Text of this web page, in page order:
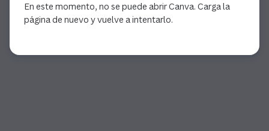
En este momento, no se puede abrir Canva. Carga la
página de nuevo y vuelve a intentarlo.